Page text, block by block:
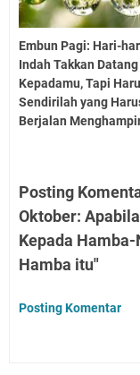
Embun Pagi: Hari-
Indah Takkan Datang
Kepadamu, Tapi
Sendirilah yang
Berjalan
Posting
Oktober:
Kepada
Hamba itu"
Posting Komentar